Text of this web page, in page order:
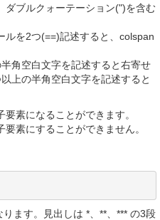
ダブルクォーテーション(")を含む
ルを2つ(==)記述すると、colspan
角空白文字を記述すると右寄せ
上の半角空白文字を記述すると
素になることができます。
素にすることができません。
ます。見出しは *、**、*** の3段